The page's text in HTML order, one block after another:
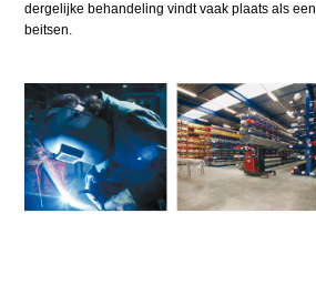
dergelijke behandeling vindt vaak plaats als
beitsen.